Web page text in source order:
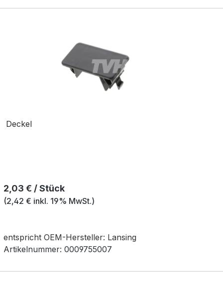
Deckel
Regulärer Preis:
2,03 € / Stück
(2,42 € inkl. 19% MwSt.)
entspricht OEM-Hersteller: Lansing
Artikelnummer: 0009755007